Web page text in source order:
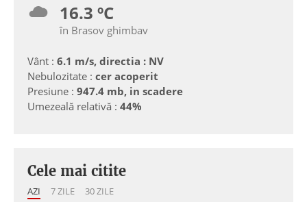
16.3 ºC
în Brasov ghimbav
Vânt : 6.1 m/s, directia : NV
Nebulozitate : cer acoperit
Presiune : 947.4 mb, in scadere
Umezeală relativă : 44%
Cele mai citite
AZI 7 ZILE 30 ZILE